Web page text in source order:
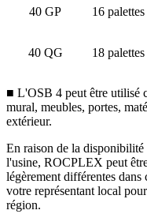
40 GP 16 palettes
40 QG 18 palettes
■ L'OSB 4 peut être utilisé
mural, meubles, portes,
extérieur.
En raison de la disponibilité
l'usine, ROCPLEX peut
légèrement différentes
votre représentant local
région.